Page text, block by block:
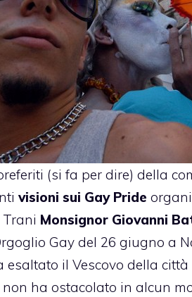
(si fa per dire) della
visioni sui Gay Pride
Trani Monsignor Giovanni
Gay del 26 giugno a
esaltato il Vescovo della città
non ha ostacolato in alcun